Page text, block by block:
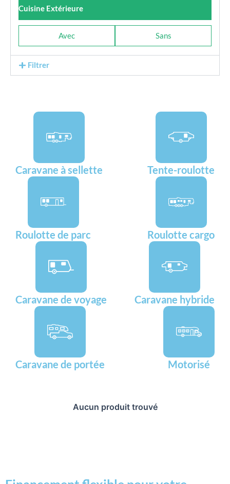
Cuisine Extérieure
Avec Sans
Filtrer
Caravane à sellette Tente-roulotte
Roulotte de parc Roulotte cargo
Caravane de voyage Caravane hybride
Caravane de portée Motorisé
Aucun produit trouvé